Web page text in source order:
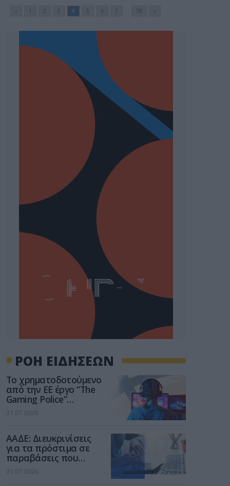
2 3 4 5 6 7 78
ΡΟΗ ΕΙΔΗΣΕΩΝ
Το χρηματοδοτούμενο
από την ΕΕ έργο “The
Gaming Police”
ενισχύει την ασφάλεια
των παιδιών στο
31.07.2026
ΑΑΔΕ: Διευκρινίσεις
για τα πρόστιμα σε
παραβάσεις που
αφορούν τους ΦΗΜ
31.07.2026